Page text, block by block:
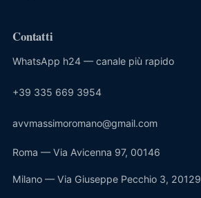
Contatti
WhatsApp h24 — canale più rapido
+39 335 669 3954
avvmassimoromano@gmail.com
Roma — Via Avicenna 97, 00146
Milano — Via Giuseppe Pecchio 3, 20129